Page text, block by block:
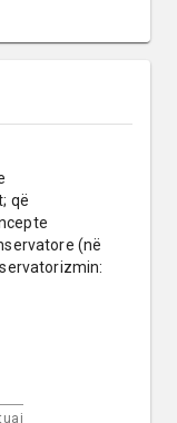
që
(në